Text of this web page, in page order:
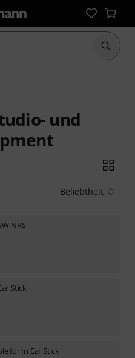
Suche
und
Beliebtheit
NRS
Stick
for In Ear Stick